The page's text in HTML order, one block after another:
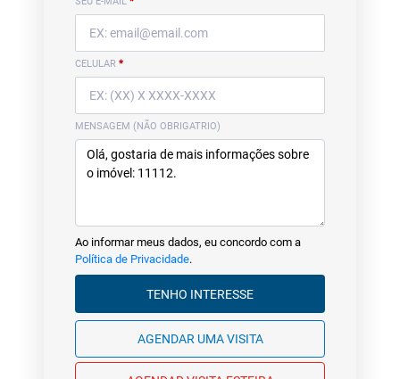
CELULAR *
MENSAGEM (NÃO OBRIGATRIO)
Ao informar meus dados, eu concordo com a
Política de Privacidade.
TENHO INTERESSE
AGENDAR UMA VISITA